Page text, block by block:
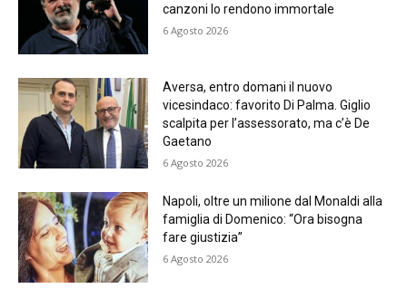
canzoni lo rendono immortale
6 Agosto 2026
Aversa, entro domani il nuovo
vicesindaco: favorito Di Palma. Giglio
scalpita per l’assessorato, ma c’è De
Gaetano
6 Agosto 2026
Napoli, oltre un milione dal Monaldi alla
famiglia di Domenico: “Ora bisogna
fare giustizia”
6 Agosto 2026